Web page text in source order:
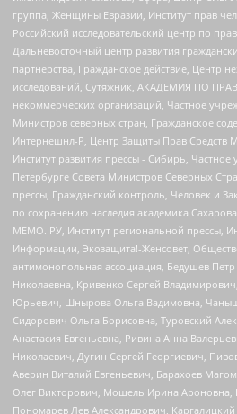
группа, Женщины Евразии, Институт прав
Российский исследовательский центр по
Дальневосточный центр развития
партнерства, Гражданское действие, Центр
исследований, Сутяжник, АКАДЕМИЯ ПО
некоммерческих организаций, Частное
Министров северных стран, Гражданское
Интернешнл-Р, Центр Защиты Прав Средств
Институт развития прессы - Сибирь, Частное
Петербурге Совета Министров Северных
прессы, Гражданский контроль, Человек и
по сохранению наследия академика
МЕМО. РУ, Институт региональной прессы,
Информации, Экозащита!-Женсовет,
антимонопольная ассоциация, Бедушев
Николаевна, Кривенко Сергей
Юрьевич, Шнырова Ольга Вадимовна,
Сидорович Ольга Борисовна, Туровский
Анастасия Евгеньевна, Ривина Анна
Николаевич, Дугин Сергей Георгиевич,
Аверин Виталий Евгеньевич, Барахоев
Олег Викторович, Мошель Ирина Ароновна,
Пономарев Лев Александрович,